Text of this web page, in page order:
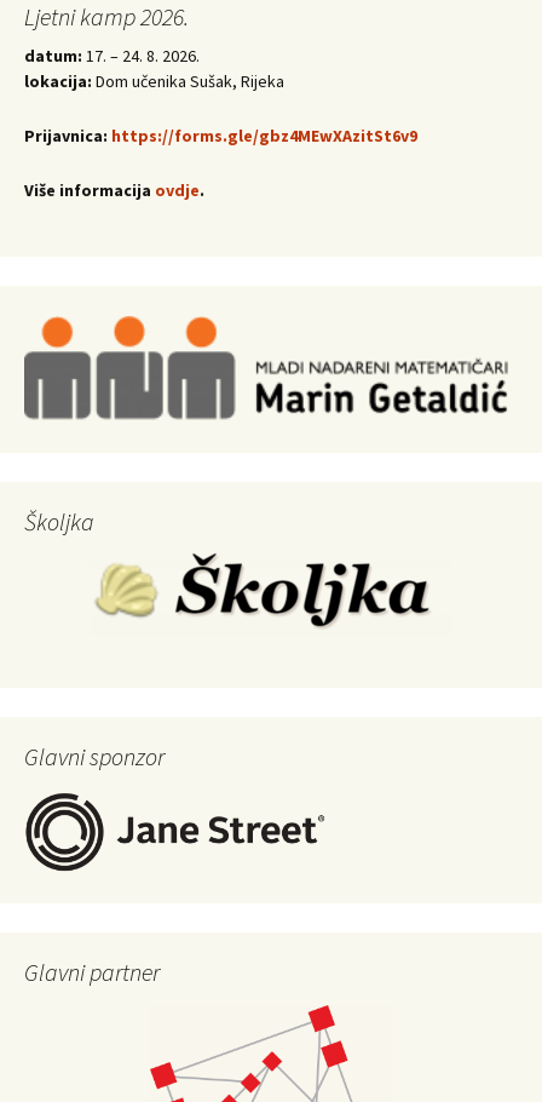
Ljetni kamp 2026.
datum: 17. – 24. 8. 2026.
lokacija: Dom učenika Sušak, Rijeka
Prijavnica: https://forms.gle/gbz4MEwXAzitSt6v9
Više informacija ovdje.
Školjka
Glavni sponzor
Glavni partner